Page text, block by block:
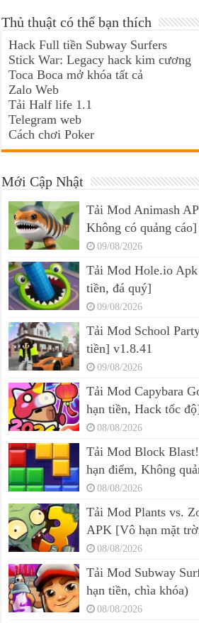
Thủ thuật có thể bạn thích
Hack Full tiền Subway Surfers
Stick War: Legacy hack kim cương
Toca Boca mở khóa tất cả
Zalo Web
Tải Half life 1.1
Telegram web
Cách chơi Poker
Mới Cập Nhật
Tải Mod Animash
Không có quảng
09/08/2026
Tải Mod Hole.io
tiền, đá quý]
09/08/2026
Tải Mod School
tiền] v1.8.41
09/08/2026
Tải Mod Capybara
hạn tiền, Hack tốc
08/08/2026
Tải Mod Block
hạn điểm, Không
08/08/2026
Tải Mod Plants vs.
APK [Vô hạn mặt
08/08/2026
Tải Mod Subway
hạn tiền, chìa khóa)
08/08/2026